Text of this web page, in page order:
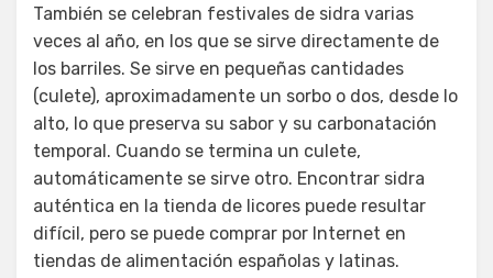
También se celebran festivales de sidra varias
veces al año, en los que se sirve directamente de
los barriles. Se sirve en pequeñas cantidades
(culete), aproximadamente un sorbo o dos, desde lo
alto, lo que preserva su sabor y su carbonatación
temporal. Cuando se termina un culete,
automáticamente se sirve otro. Encontrar sidra
auténtica en la tienda de licores puede resultar
difícil, pero se puede comprar por Internet en
tiendas de alimentación españolas y latinas.